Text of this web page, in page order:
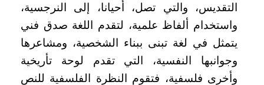
التقديس، والتي تصل، أحيانا، إلى النرجسية،
واستخدام ألفاظ علمية، لتقدم اللغة صدق فني
يتمثل في لغة تبنى ببناء الشخصية، ومشاعرها
وجوانبها النفسية، التي تقدم لوحة تأريخية
وأخرى فلسفية، فتقوم النظرة الفلسفية للنص